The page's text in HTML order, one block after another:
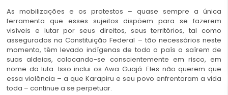
As mobilizações e os protestos – quase sempre a única
ferramenta que esses sujeitos dispõem para se fazerem
visíveis e lutar por seus direitos, seus territórios, tal como
assegurados na Constituição Federal – tão necessários neste
momento, têm levado indígenas de todo o país a saírem de
suas aldeias, colocando-se conscientemente em risco, em
nome da luta. Isso inclui os Awa Guajá. Eles não querem que
essa violência – a que Karapiru e seu povo enfrentaram a vida
toda – continue a se perpetuar.